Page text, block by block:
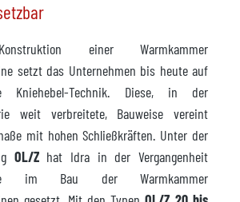
einer Warmkammer
setzt das Unternehmen bis heute auf
Kniehebel-Technik. Diese, in der
weit verbreitete, Bauweise vereint
mit hohen Schließkräften. Unter der
OL/Zhat Idra in der Vergangenheit
im Bau der Warmkammer